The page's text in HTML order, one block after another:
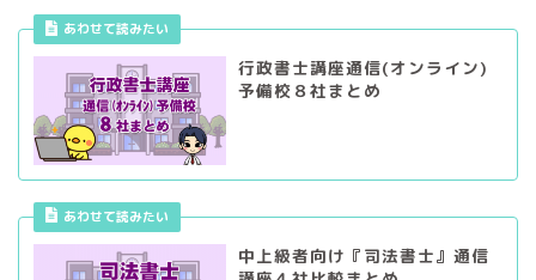
あわせて読みたい
行政書士講座通信(オンライン)
予備校８社まとめ
あわせて読みたい
中上級者向け『司法書士』通信